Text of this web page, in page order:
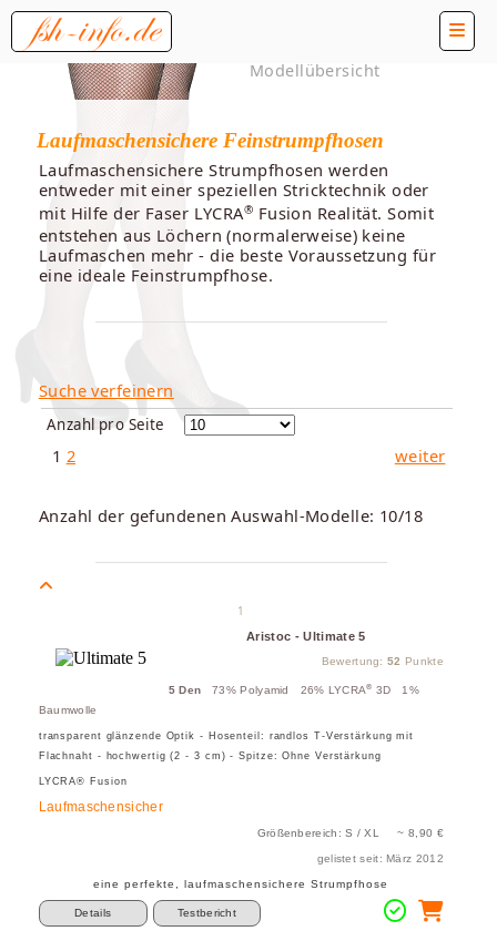
Modellübersicht
Laufmaschensichere Feinstrumpfhosen
Laufmaschensichere Strumpfhosen werden
entweder mit einer speziellen Stricktechnik oder
mit Hilfe der Faser LYCRA® Fusion Realität. Somit
entstehen aus Löchern (normalerweise) keine
Laufmaschen mehr - die beste Voraussetzung für
eine ideale Feinstrumpfhose.
Suche verfeinern
Anzahl pro Seite
1 2 weiter
Anzahl der gefundenen Auswahl-Modelle: 10/18
1
Aristoc - Ultimate 5
Bewertung:52 Punkte
5 Den 73% Polyamid 26% LYCRA® 3D 1%
Baumwolle
transparent glänzende Optik - Hosenteil: randlos T-Verstärkung mit
Flachnaht - hochwertig (2 - 3 cm) - Spitze: Ohne Verstärkung
LYCRA® Fusion
Laufmaschensicher
Größenbereich: S / XL ~ 8,90 €
gelistet seit: März 2012
eine perfekte, laufmaschensichere Strumpfhose
Details Testbericht